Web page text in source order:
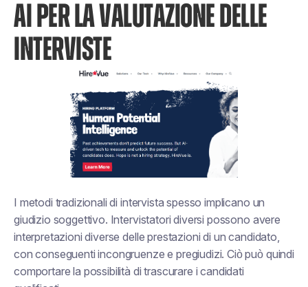
AI PER LA VALUTAZIONE DELLE
INTERVISTE
I metodi tradizionali di intervista spesso implicano un
giudizio soggettivo. Intervistatori diversi possono avere
interpretazioni diverse delle prestazioni di un candidato,
con conseguenti incongruenze e pregiudizi. Ciò può quindi
comportare la possibilità di trascurare i candidati